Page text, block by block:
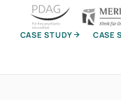
CASE STUDY CASE